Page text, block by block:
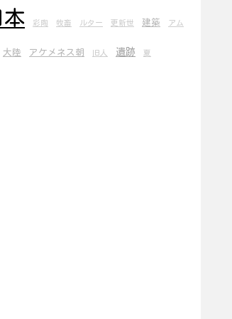
本 彩陶 牧畜 ルター 更新世 建築 アム
大陸 アケメネス朝 旧人 遺跡 夏